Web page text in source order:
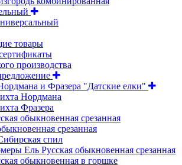
товары
производства
и Фразера "Датские елки"
Нордмана
Фразера
обыкновенная срезанная
срезанная
спил
Ель Русская обыкновенная срезанная
обыкновенная в горшке